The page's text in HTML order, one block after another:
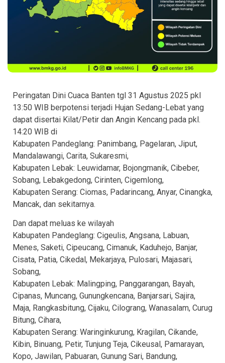
Peringatan Dini Cuaca Banten tgl 31 Agustus 2025 pkl
13:50 WIB berpotensi terjadi Hujan Sedang-Lebat yang
dapat disertai Kilat/Petir dan Angin Kencang pada pkl.
14:20 WIB di
Kabupaten Pandeglang: Panimbang, Pagelaran, Jiput,
Mandalawangi, Carita, Sukaresmi,
Kabupaten Lebak: Leuwidamar, Bojongmanik, Cibeber,
Sobang, Lebakgedong, Cirinten, Cigemlong,
Kabupaten Serang: Ciomas, Padarincang, Anyar, Cinangka,
Mancak, dan sekitarnya.
Dan dapat meluas ke wilayah
Kabupaten Pandeglang: Cigeulis, Angsana, Labuan,
Menes, Saketi, Cipeucang, Cimanuk, Kaduhejo, Banjar,
Cisata, Patia, Cikedal, Mekarjaya, Pulosari, Majasari,
Sobang,
Kabupaten Lebak: Malingping, Panggarangan, Bayah,
Cipanas, Muncang, Gunungkencana, Banjarsari, Sajira,
Maja, Rangkasbitung, Cijaku, Cilograng, Wanasalam, Curug
Bitung, Cihara,
Kabupaten Serang: Waringinkurung, Kragilan, Cikande,
Kibin, Binuang, Petir, Tunjung Teja, Cikeusal, Pamarayan,
Kopo, Jawilan, Pabuaran, Gunung Sari, Bandung,